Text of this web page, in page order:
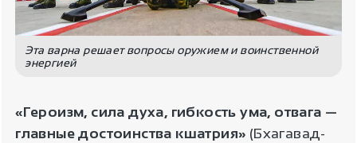
Эта варна решает вопросы оружием и воинственной
энергией
«Героизм, сила духа, гибкость ума, отвага —
главные достоинства кшатрия» (Бхагавад-